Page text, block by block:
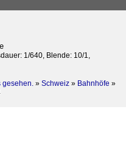
1/640, Blende: 10/1,
gesehen. » Schweiz » Bahnhöfe »